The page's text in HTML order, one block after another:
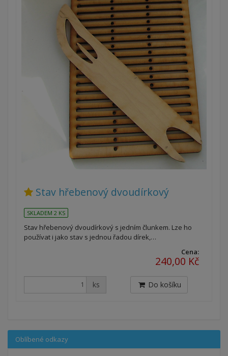
Stav hřebenový dvoudírkový
SKLADEM 2 KS
Stav hřebenový dvoudírkový s jedním člunkem. Lze ho
používat i jako stav s jednou řadou dírek,…
Cena:
240,00 Kč
ks Do košíku
Oblíbené odkazy